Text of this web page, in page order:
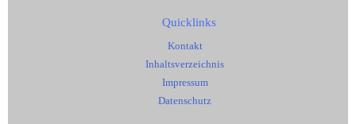
Quicklinks
Kontakt
Inhaltsverzeichnis
Impressum
Datenschutz